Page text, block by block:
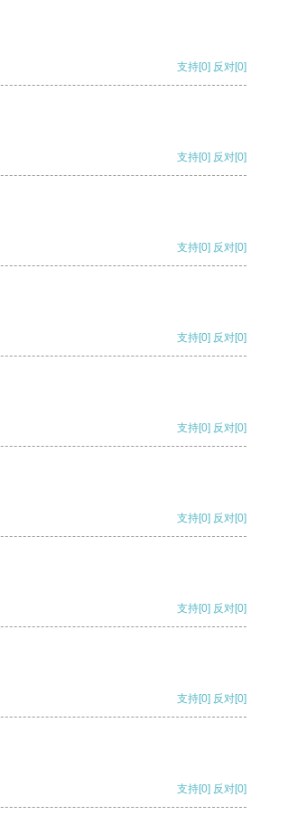
支持[0] 反对[0]
支持[0] 反对[0]
支持[0] 反对[0]
支持[0] 反对[0]
支持[0] 反对[0]
支持[0] 反对[0]
支持[0] 反对[0]
支持[0] 反对[0]
支持[0] 反对[0]